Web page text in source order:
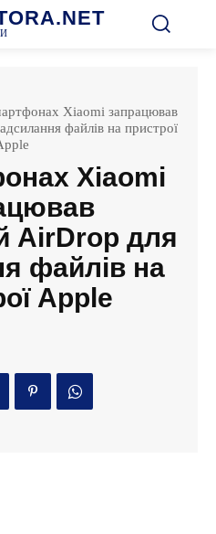
Xiaomi запрацював
файлів на пристрої
Xiaomi
AirDrop для
файлів на
Apple